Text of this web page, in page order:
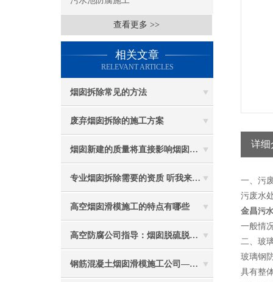
查看更多 >>
相关文章
RELEVANT ARTICLES
烟囱拆除常见的方法
废弃烟囱拆除的施工方案
烟囱新建的质量将直接影响烟囱防腐工程的难度
专业烟囱拆除需要的资质 听我来给你分析
高空烟囱滑模施工的特点有哪些
高空防腐公司指导：烟囱脱硫脱硝防腐施工要注意些什么？
钢筋混凝土烟囱滑模施工公司——选五林高空
详细
一、污
污废水
金昌污
一般情
二、玻
玻璃钢
具有整